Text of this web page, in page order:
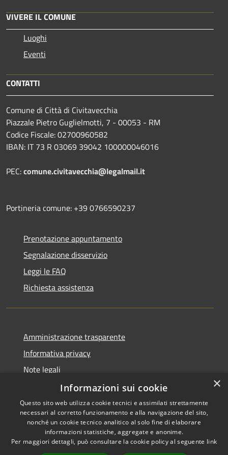
VIVERE IL COMUNE
Luoghi
Eventi
CONTATTI
Comune di Città di Civitavecchia
Piazzale Pietro Guglielmotti, 7 - 00053 - RM
Codice Fiscale: 02700960582
IBAN: IT 73 R 03069 39042 100000046016
PEC:comune.civitavecchia@legalmail.it
Portineria comune: +39 0766590237
Prenotazione appuntamento
Segnalazione disservizio
Leggi le FAQ
Richiesta assistenza
Amministrazione trasparente
Informativa privacy
Note legali
Dichiarazione di accessibilità
RSS
Accessibilità
Copyright © 2026 • Città di
×
Informazioni sui cookie
Questo sito web utilizza cookie tecnici e assimilati strettamente
necessari al corretto funzionamento e alla navigazione del sito,
nonché un cookie tecnico analitico al solo fine di elaborare
informazioni statistiche, aggregate e anonime.
Per maggiori dettagli, può consultare la cookie policy al seguente link